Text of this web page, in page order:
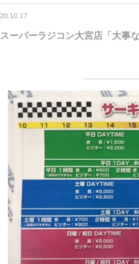
20.10.17
スーパーラジコン大宮店「大事